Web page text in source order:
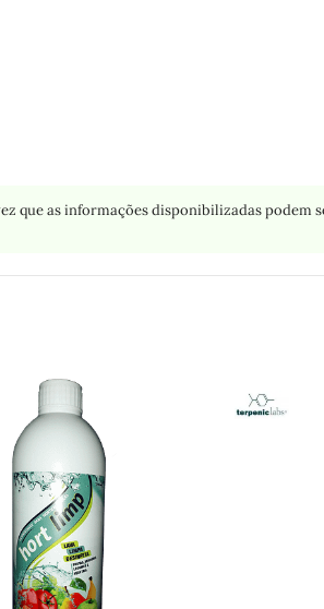
que as informações disponibilizadas podem